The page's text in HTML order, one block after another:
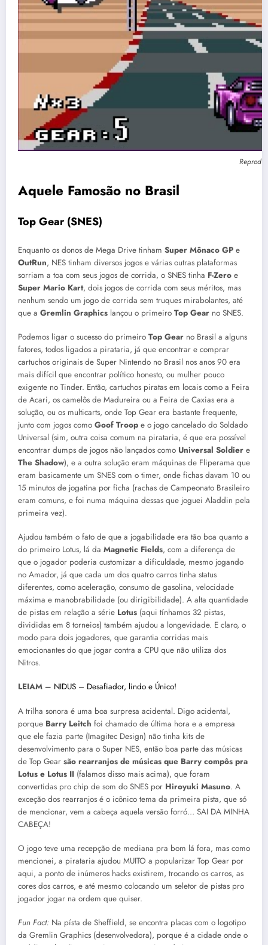
Aquele Famosão no Brasil
Top Gear (SNES)
Enquanto os donos de Mega Drive tinham Super Mônaco GP e
OutRun, NES tinham diversos jogos e várias outras plataformas
sorriam a toa com seus jogos de corrida, o SNES tinha F-Zero e
Super Mario Kart, dois jogos de corrida com seus méritos, mas
nenhum sendo um jogo de corrida sem truques mirabolantes, até
que a Gremlin Graphics lançou o primeiro Top Gear no SNES.
Podemos ligar o sucesso do primeiro Top Gear no Brasil a alguns
fatores, todos ligados a pirataria, já que encontrar e comprar
cartuchos originais de Super Nintendo no Brasil nos anos 90 era
mais difícil que encontrar político honesto, ou mulher pouco
exigente no Tinder. Então, cartuchos piratas em locais como a Feira
de Acari, os camelôs de Madureira ou a Feira de Caxias era a
solução, ou os multicarts, onde Top Gear era bastante frequente,
junto com jogos como Goof Troop e o jogo cancelado do Soldado
Universal (sim, outra coisa comum na pirataria, é que era possível
encontrar dumps de jogos não lançados como Universal Soldier e
The Shadow), e a outra solução eram máquinas de Fliperama que
eram basicamente um SNES com o timer, onde fichas davam 10 ou
15 minutos de jogatina por ficha (rachas de Campeonato Brasileiro
eram comuns, e foi numa máquina dessas que joguei Aladdin pela
primeira vez).
Ajudou também o fato de que a jogabilidade era tão boa quanto a
do primeiro Lotus, lá da Magnetic Fields, com a diferença de
que o jogador poderia customizar a dificuldade, mesmo jogando
no Amador, já que cada um dos quatro carros tinha status
diferentes, como aceleração, consumo de gasolina, velocidade
máxima e manobrabilidade (ou dirigibilidade). A alta quantidade
de pistas em relação a série Lotus (aqui tínhamos 32 pistas,
divididas em 8 torneios) também ajudou a longevidade. E claro, o
modo para dois jogadores, que garantia corridas mais
emocionantes do que jogar contra a CPU que não utiliza dos
Nitros.
LEIAM – NIDUS – Desafiador, lindo e Único!
A trilha sonora é uma boa surpresa acidental. Digo acidental,
porque Barry Leitch foi chamado de última hora e a empresa
que ele fazia parte (Imagitec Design) não tinha kits de
desenvolvimento para o Super NES, então boa parte das músicas
de Top Gear são rearranjos de músicas que Barry compôs pra
Lotus e Lotus II (falamos disso mais acima), que foram
convertidas pro chip de som do SNES por Hiroyuki Masuno. A
exceção dos rearranjos é o icônico tema da primeira pista, que só
de mencionar, vem a cabeça aquela versão forró… SAI DA MINHA
CABEÇA!
O jogo teve uma recepção de mediana pra bom lá fora, mas como
mencionei, a pirataria ajudou MUITO a popularizar Top Gear por
aqui, a ponto de inúmeros hacks existirem, trocando os carros, as
cores dos carros, e até mesmo colocando um seletor de pistas pro
jogador jogar na ordem que quiser.
Fun Fact: Na písta de Sheffield, se encontra placas com o logotipo
da Gremlin Graphics (desenvolvedora), porque é a cidade onde o